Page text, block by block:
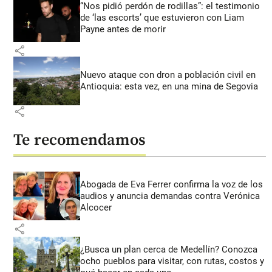
“Nos pidió perdón de rodillas”: el testimonio
de ‘las escorts’ que estuvieron con Liam
Payne antes de morir
share
Nuevo ataque con dron a población civil en
Antioquia: esta vez, en una mina de Segovia
share
Te recomendamos
Abogada de Eva Ferrer confirma la voz de los
audios y anuncia demandas contra Verónica
Alcocer
share
¿Busca un plan cerca de Medellín? Conozca
ocho pueblos para visitar, con rutas, costos y